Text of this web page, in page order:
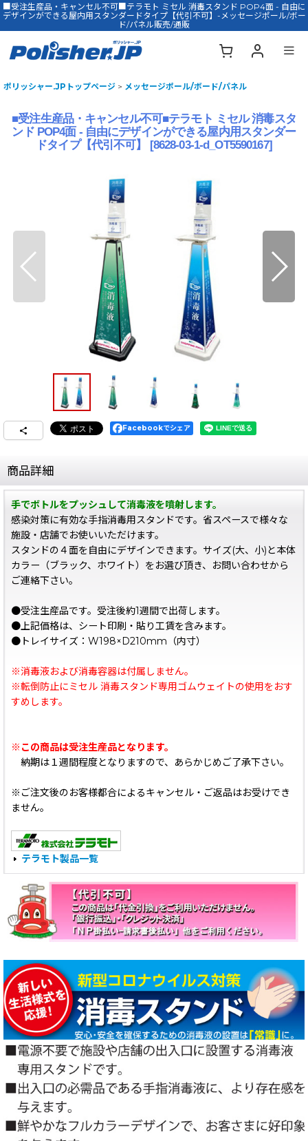
■受注生産品・キャンセル不可■テラモト ミセル 消毒スタンド POP4面 - 自由に
デザインができる屋内用スタンダードタイプ【代引不可】-メッセージポール/ボー
ド/パネル販売/通販
ポリッシャー.JPトップページ > メッセージポール/ボード/パネル
■受注生産品・キャンセル不可■テラモト ミセル 消毒スタ
ンド POP4面 - 自由にデザインができる屋内用スタンダー
ドタイプ【代引不可】
[8628-03-1-d_OT5590167]
Facebookでシェア
商品詳細
手でボトルをプッシュして消毒液を噴射します。
感染対策に有効な手指消毒用スタンドです。省スペースで様々な
施設・店舗でお使いいただけます。
スタンドの４面を自由にデザインできます。サイズ(大、小)と本体
カラー（ブラック、ホワイト）をお選び頂き、お問い合わせから
ご連絡下さい。
●受注生産品です。受注後約1週間で出荷します。
●上記価格は、シート印刷・貼り工賃を含みます。
●トレイサイズ：W198×D210mm（内寸）
※消毒液および消毒容器は付属しません。
※転倒防止にミセル 消毒スタンド専用ゴムウェイトの使用をおす
すめします。
※この商品は受注生産品となります。
納期は１週間程度となりますので、あらかじめご了承下さい。
※ご注文後のお客様都合によるキャンセル・ご返品はお受けでき
ません。
テラモト製品一覧